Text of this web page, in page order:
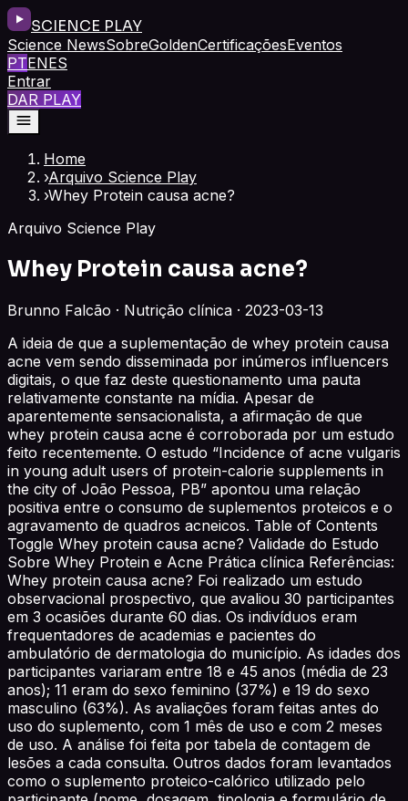
SCIENCE PLAY
Science NewsSobreGoldenCertificaçõesEventos
PTENES
Entrar
DAR PLAY
Home
›Arquivo Science Play
›Whey Protein causa acne?
Arquivo Science Play
Whey Protein causa acne?
Brunno Falcão · Nutrição clínica · 2023-03-13
A ideia de que a suplementação de whey protein causa
acne vem sendo disseminada por inúmeros influencers
digitais, o que faz deste questionamento uma pauta
relativamente constante na mídia. Apesar de
aparentemente sensacionalista, a afirmação de que
whey protein causa acne é corroborada por um estudo
feito recentemente. O estudo “Incidence of acne vulgaris
in young adult users of protein-calorie supplements in
the city of João Pessoa, PB” apontou uma relação
positiva entre o consumo de suplementos proteicos e o
agravamento de quadros acneicos. Table of Contents
Toggle Whey protein causa acne? Validade do Estudo
Sobre Whey Protein e Acne Prática clínica Referências:
Whey protein causa acne? Foi realizado um estudo
observacional prospectivo, que avaliou 30 participantes
em 3 ocasiões durante 60 dias. Os indivíduos eram
frequentadores de academias e pacientes do
ambulatório de dermatologia do município. As idades dos
participantes variaram entre 18 e 45 anos (média de 23
anos); 11 eram do sexo feminino (37%) e 19 do sexo
masculino (63%). As avaliações foram feitas antes do
uso do suplemento, com 1 mês de uso e com 2 meses
de uso. A análise foi feita por tabela de contagem de
lesões a cada consulta. Outros dados foram levantados
como o suplemento proteico-calórico utilizado pelo